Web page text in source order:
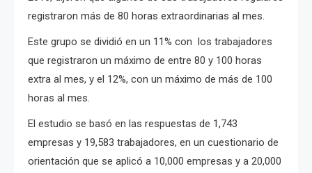
registraron más de 80 horas extraordinarias al mes.
Este grupo se dividió en un 11% con los trabajadores
que registraron un máximo de entre 80 y 100 horas
extra al mes, y el 12%, con un máximo de más de 100
horas al mes.
El estudio se basó en las respuestas de 1,743
empresas y 19,583 trabajadores, en un cuestionario de
orientación que se aplicó a 10,000 empresas y a 20,000